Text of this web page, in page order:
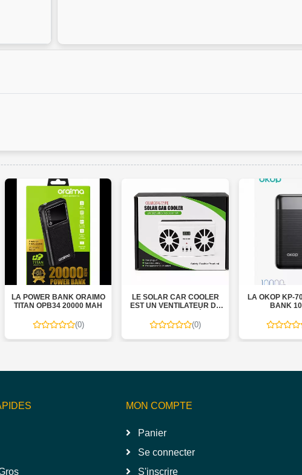
LA POWER BANK ORAIMO
TITAN OPB34 20000 MAH
(0)
LE SOLAR CAR COOLER
EST UN VENTILATEUR DE
ÉNERGIE SOLAIRE
(0)
LA OKOP KP-706
BANK
MON COMPTE
Panier
Se connecter
S'inscrire